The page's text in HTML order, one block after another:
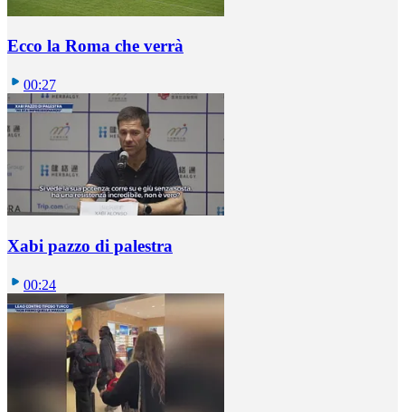
Ecco la Roma che verrà
00:27
Xabi pazzo di palestra
00:24